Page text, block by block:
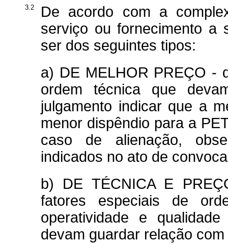
3.2
De acordo com a
serviço ou fornecimento a
ser dos seguintes tipos:
a) DE MELHOR PREÇO -
ordem técnica que
julgamento indicar que a
menor dispêndio para a
caso de alienação,
indicados no ato de
b) DE TÉCNICA E
fatores especiais de
operatividade e
devam guardar relação